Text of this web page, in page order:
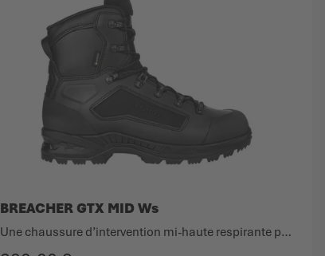
BREACHER GTX MID Ws
Une chaussure d’intervention mi-haute respirante pour femmes, en cuir lisse et fibre textile.